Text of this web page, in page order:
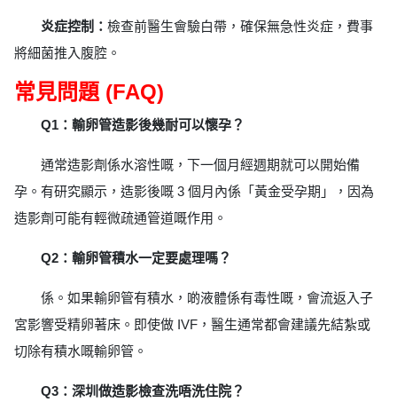
炎症控制： 檢查前醫生會驗白帶，確保無急性炎症，費事
將細菌推入腹腔。
常見問題 (FAQ)
Q1：輸卵管造影後幾耐可以懷孕？
通常造影劑係水溶性嘅，下一個月經週期就可以開始備
孕。有研究顯示，造影後嘅 3 個月內係「黃金受孕期」，因為
造影劑可能有輕微疏通管道嘅作用。
Q2：輸卵管積水一定要處理嗎？
係。如果輸卵管有積水，啲液體係有毒性嘅，會流返入子
宮影響受精卵著床。即使做 IVF，醫生通常都會建議先結紮或
切除有積水嘅輸卵管。
Q3：深圳做造影檢查洗唔洗住院？